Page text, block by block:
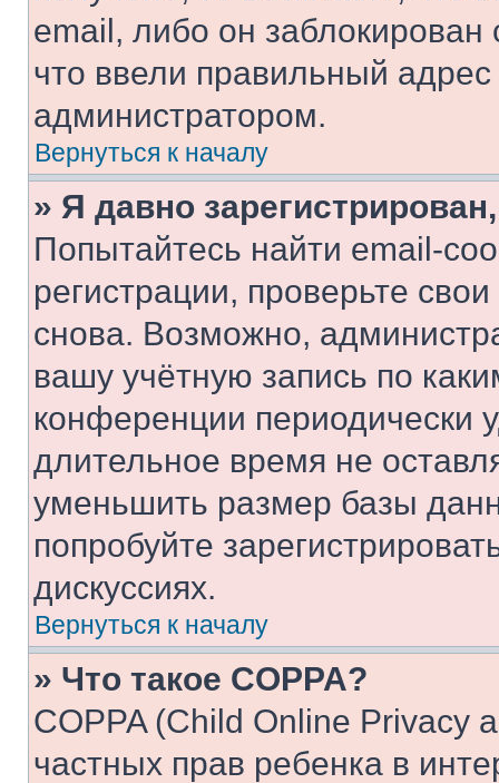
email, либо он
что ввели правильный адрес
администратором.
Вернуться к началу
» Я давно
Попытайтесь найти email-
регистрации, проверьте
снова. Возможно,
вашу учётную запись по
конференции периодически
длительное время не
уменьшить размер базы
попробуйте
дискуссиях.
Вернуться к началу
» Что такое COPPA?
COPPA (Child Online Privacy
частных прав ребенка в